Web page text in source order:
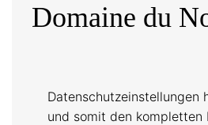
Domaine du
Datenschutzeinstellungen
und somit den kompletten